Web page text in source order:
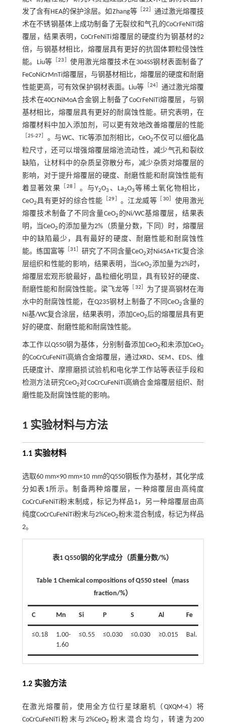
发了含有HEA的保护涂层。如Zhang等［ 22
通过激光熔覆技
术在不锈钢基体上成功制备了无裂纹和气孔的CoCrFeNiTi熔
覆层，结果表明，CoCrFeNiTi熔覆层的硬度约为钢基材的2
倍，与钢基材相比，熔覆层具有更好的抗固体颗粒侵蚀性
能。Liu等 ［23 ］使用激光熔覆技术在304SS钢材表面制备了
FeCoNiCrMnTi熔覆层，与钢基材相比，熔覆层的硬度和耐磨
性能更高，可有效保护钢材表面。Liu等
24］ 通过激光熔覆
技术在40CrNiMoA合金钢上制备了CoCrFeNiTi熔覆层，与钢
基材相比，熔覆层具有更好的耐腐蚀性能。研究表明，在
熔覆材料中加入添加剂，可以更有效地改善熔覆层的性能
25-27 。与WC、TiC等添加剂相比，CeO2不仅可以细化晶
粒尺寸，还可以增强熔覆层熔池流动性，减少气孔和裂纹
缺陷，让材料中的杂质呈弥散分布，减少杂质对熔覆层的
影响，对于提升熔覆层的硬度、耐磨性能和耐腐蚀性能有
着显著效果 ［28 。与Y2O3 、La2O3等稀土氧化物相比，
CeO2具有更好的综合性能 ［29 。江龙威等 30］ 使用激光
熔覆技术制备了不同含量CeO2 的Ni/WC基熔覆层，结果表
明，当CeO2 的添加量为2%（质量分数，下同）时，熔覆层
中的缺陷最少，具有最好的硬度、耐磨性能和耐腐蚀性
能。练国富等 ［31 ］研究了不同含量CeO2对Ni45A+TiC复合涂
层组织和性能的影响，结果表明，当CeO2添加量为2%时，
熔覆层宏观形貌最好，晶粒细化明显，具有较好的硬度、
耐磨性能和耐腐蚀性能。梁飞龙等
32
为了提高钢材在海
水中的耐腐蚀性能，在Q235钢材上制备了不同CeO2含量的
Ni基/WC复合涂层，结果表明，添加CeO2后的熔覆层具有更
好的硬度、耐磨性能和耐腐蚀性能。
本工作以Q550钢为基体，分别制备添加CeO2和未添加CeO2
的CoCrCuFeNiTi高熵合金熔覆层，通过XRD、SEM、EDS、维
氏硬度计、摩擦磨损试验机和电化学工作站等表征手段和
检测方法研究CeO2对CoCrCuFeNiTi高熵合金熔覆层组织、耐
磨性能及耐腐蚀性能的影响。
1 实验材料与方法
1.1 实验材料
选取60 mm×90 mm×10 mm的Q550钢板作为基材，其化学成
分如表1所示。制备两种熔覆层，一种熔覆层由高纯度
CoCrCuFeNiTi粉末制成，标记为样品1，另一种熔覆层由高
纯度CoCrCuFeNiTi粉末与2%CeO2粉末混合制成，标记为样品
2。
表1 Q550钢的化学成分（质量分数/%）
Table 1 Chemical compositions of Q550 steel（mass
fraction/%）
C Mn Si P S Al Fe
≤0.18
1.00-
1.60
≤0.55 ≤0.030 ≤0.030 ≥0.015 Bal.
1.2 实验方法
在激光熔覆前，使用全方位行星球磨机（QXQM-4）将
CoCrCuFeNiTi粉末与2%CeO2 粉末混合均匀，转速为200